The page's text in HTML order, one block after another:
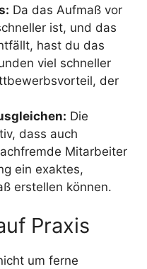
Da das Aufmaß vor
ist, und das
hast du das
viel schneller
der
Die
dass auch
Mitarbeiter
ein exaktes,
erstellen können.
Praxis
um ferne